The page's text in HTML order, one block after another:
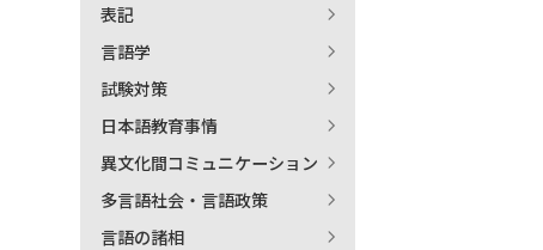
表記
言語学
試験対策
日本語教育事情
異文化間コミュニケーション
多言語社会・言語政策
言語の諸相